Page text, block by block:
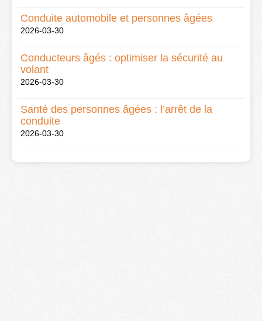
Conduite automobile et personnes âgées
2026-03-30
Conducteurs âgés : optimiser la sécurité au
volant
2026-03-30
Santé des personnes âgées : l’arrêt de la
conduite
2026-03-30